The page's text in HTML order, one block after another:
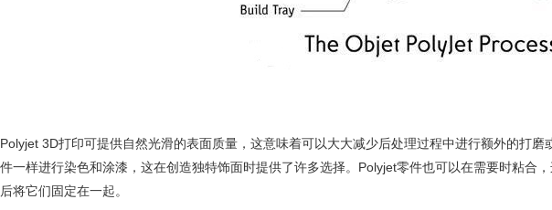
Polyjet 3D打印可提供自然光滑的表面质量，这意味着可以大大减少后处理过程中进行额外的打
件一样进行染色和涂漆，这在创造独特饰面时提供了许多选择。Polyjet零件也可以在需要时粘合
后将它们固定在一起。